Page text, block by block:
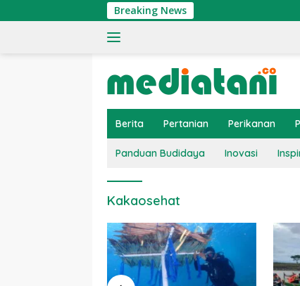
ke
Breaking News
Berita Pertanian Perikanan
Panduan Budidaya Inovasi
Kakaosehat